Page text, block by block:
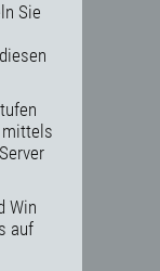
Sie
Win
auf